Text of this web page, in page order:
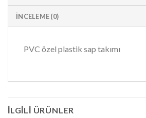
İNCELEME (0)
PVC özel plastik sap takımı
İLGILI ÜRÜNLER